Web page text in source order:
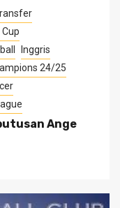
Inggris
24/25
Ange